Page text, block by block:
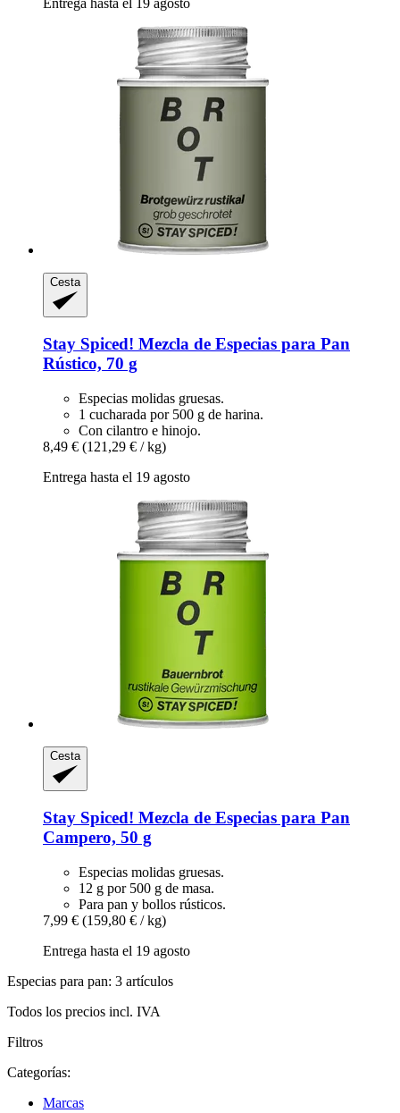
Cesta
Stay Spiced! Mezcla de Especias para Pan
Rústico, 70 g
Especias molidas gruesas.
1 cucharada por 500 g de harina.
Con cilantro e hinojo.
8,49 € (121,29 € / kg)
Entrega hasta el 19 agosto
Cesta
Stay Spiced! Mezcla de Especias para Pan
Campero, 50 g
Especias molidas gruesas.
12 g por 500 g de masa.
Para pan y bollos rústicos.
7,99 € (159,80 € / kg)
Entrega hasta el 19 agosto
Especias para pan: 3 artículos
Todos los precios incl. IVA
Filtros
Categorías:
Marcas